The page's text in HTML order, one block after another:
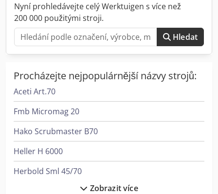
Nyní prohledávejte celý Werktuigen s více než
200 000 použitými stroji.
Hledat
Procházejte nejpopulárnější názvy strojů:
Aceti Art.70
Fmb Micromag 20
Hako Scrubmaster B70
Heller H 6000
Herbold Sml 45/70
Zobrazit více